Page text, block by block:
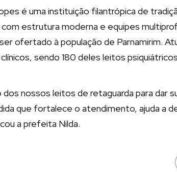
é uma instituição filantrópica de
estrutura moderna e equipes
ofertado à população de Parnamirim.
sendo 180 deles leitos
dos nossos leitos de retaguarda para dar
que fortalece o atendimento, ajuda a
a prefeita Nilda.